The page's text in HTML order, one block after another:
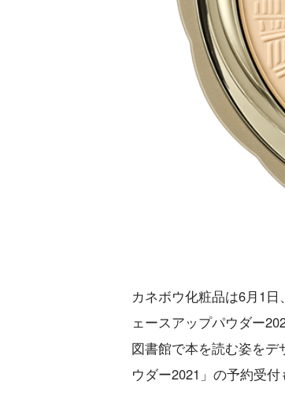
カネボウ化粧品は6月1
ェースアップパウダー
図書館で本を読む姿を
ウダー2021」の予約受付